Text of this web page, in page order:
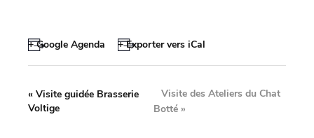
+ Google Agenda + Exporter vers iCal
« Visite guidée Brasserie
Voltige
Visite des Ateliers du Chat
Botté »